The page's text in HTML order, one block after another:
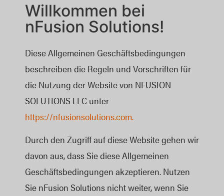
Willkommen bei
nFusion Solutions!
Diese Allgemeinen Geschäftsbedingungen
beschreiben die Regeln und Vorschriften für
die Nutzung der Website von NFUSION
SOLUTIONS LLC unter
https://nfusionsolutions.com.
Durch den Zugriff auf diese Website gehen wir
davon aus, dass Sie diese Allgemeinen
Geschäftsbedingungen akzeptieren. Nutzen
Sie nFusion Solutions nicht weiter, wenn Sie